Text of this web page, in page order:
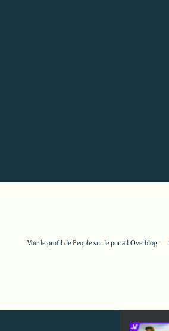
Voir le profil de Peoplesur le portail Overblog